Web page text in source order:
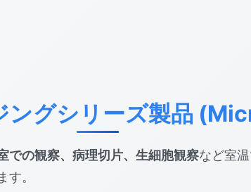
ングシリーズ製品
での観察、病理切片、生細胞観察など室
。